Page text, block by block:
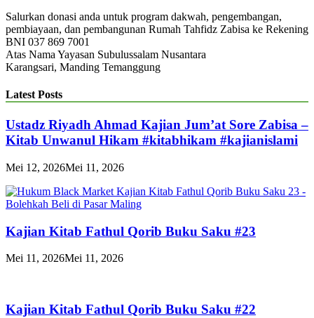
Salurkan donasi anda untuk program dakwah, pengembangan,
pembiayaan, dan pembangunan Rumah Tahfidz Zabisa ke Rekening
BNI 037 869 7001
Atas Nama Yayasan Subulussalam Nusantara
Karangsari, Manding Temanggung
Latest Posts
Ustadz Riyadh Ahmad Kajian Jum’at Sore Zabisa –
Kitab Unwanul Hikam #kitabhikam #kajianislami
Mei 12, 2026Mei 11, 2026
Kajian Kitab Fathul Qorib Buku Saku #23
Mei 11, 2026Mei 11, 2026
Kajian Kitab Fathul Qorib Buku Saku #22